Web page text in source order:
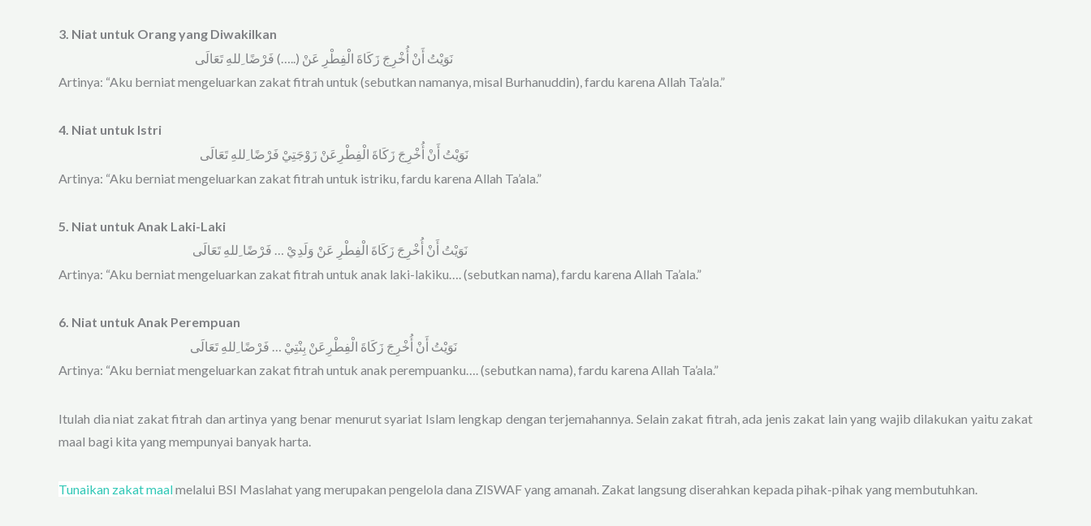
3. Niat untuk Orang yang Diwakilkan
ﻧَﻮَﻳْﺖُ ﺃَﻥْ ﺃُﺧْﺮِﺝَ ﺯَﻛَﺎﺓَ ﺍﻟْﻔِﻄْﺮِ ﻋَﻦْ (..…) ﻓَﺮْﺿًﺎ ِﻟﻠﻪِ ﺗَﻌَﺎﻟَﻰ
Artinya: “Aku berniat mengeluarkan zakat fitrah untuk (sebutkan namanya, misal Burhanuddin), fardu karena Allah Ta’ala.”
4. Niat untuk Istri
ﻧَﻮَﻳْﺖُ ﺃَﻥْ ﺃُﺧْﺮِﺝَ ﺯَﻛَﺎﺓَ ﺍﻟْﻔِﻄْﺮِﻋَﻦْ ﺯَﻭْﺟَﺘِﻲْ ﻓَﺮْﺿًﺎ ِﻟﻠﻪِ ﺗَﻌَﺎﻟَﻰ
Artinya: “Aku berniat mengeluarkan zakat fitrah untuk istriku, fardu karena Allah Ta’ala.”
5. Niat untuk Anak Laki-Laki
ﻧَﻮَﻳْﺖُ ﺃَﻥْ ﺃُﺧْﺮِﺝَ ﺯَﻛَﺎﺓَ ﺍﻟْﻔِﻄْﺮِ ﻋَﻦْ ﻭَﻟَﺪِﻱْ … ﻓَﺮْﺿًﺎ ِﻟﻠﻪِ ﺗَﻌَﺎﻟَﻰ
Artinya: “Aku berniat mengeluarkan zakat fitrah untuk anak laki-lakiku…. (sebutkan nama), fardu karena Allah Ta’ala.”
6. Niat untuk Anak Perempuan
ﻧَﻮَﻳْﺖُ ﺃَﻥْ ﺃُﺧْﺮِﺝَ ﺯَﻛَﺎﺓَ ﺍﻟْﻔِﻄْﺮِﻋَﻦْ ﺑِﻨْﺘِﻲْ … ﻓَﺮْﺿًﺎ ِﻟﻠﻪِ ﺗَﻌَﺎﻟَﻰ
Artinya: “Aku berniat mengeluarkan zakat fitrah untuk anak perempuanku…. (sebutkan nama), fardu karena Allah Ta’ala.”
Itulah dia niat zakat fitrah dan artinya yang benar menurut syariat Islam lengkap dengan terjemahannya. Selain zakat fitrah, ada jenis zakat lain yang wajib dilakukan yaitu zakat
maal bagi kita yang mempunyai banyak harta.
Tunaikan zakat maalmelalui BSI Maslahat yang merupakan pengelola dana ZISWAF yang amanah. Zakat langsung diserahkan kepada pihak-pihak yang membutuhkan.